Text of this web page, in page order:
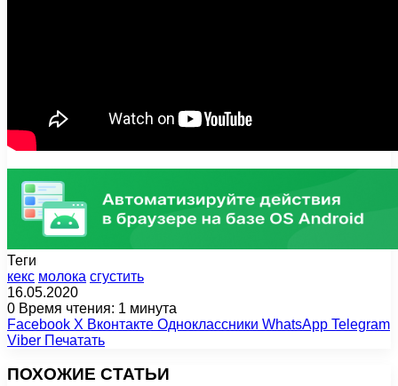
Теги
кекс молока сгустить
16.05.2020
0 Время чтения: 1 минута
Facebook X Вконтакте Одноклассники WhatsApp Telegram
Viber Печатать
ПОХОЖИЕ СТАТЬИ